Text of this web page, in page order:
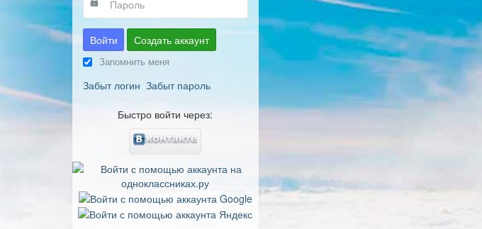
Войти Создать аккаунт
Запомнить меня
Забыт логин Забыт пароль
Быстро войти через: